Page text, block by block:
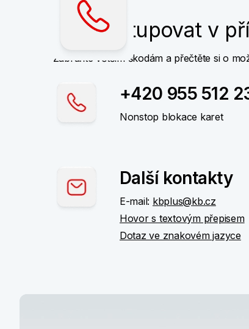
Jak postupovat v
Zabraňte větším škodám a přečtěte si o
+420 955 512
Nonstop blokace karet
Další kontakty
E-mail: kbplus@kb.cz
Hovor s textovým přepisem
Dotaz ve znakovém jazyce